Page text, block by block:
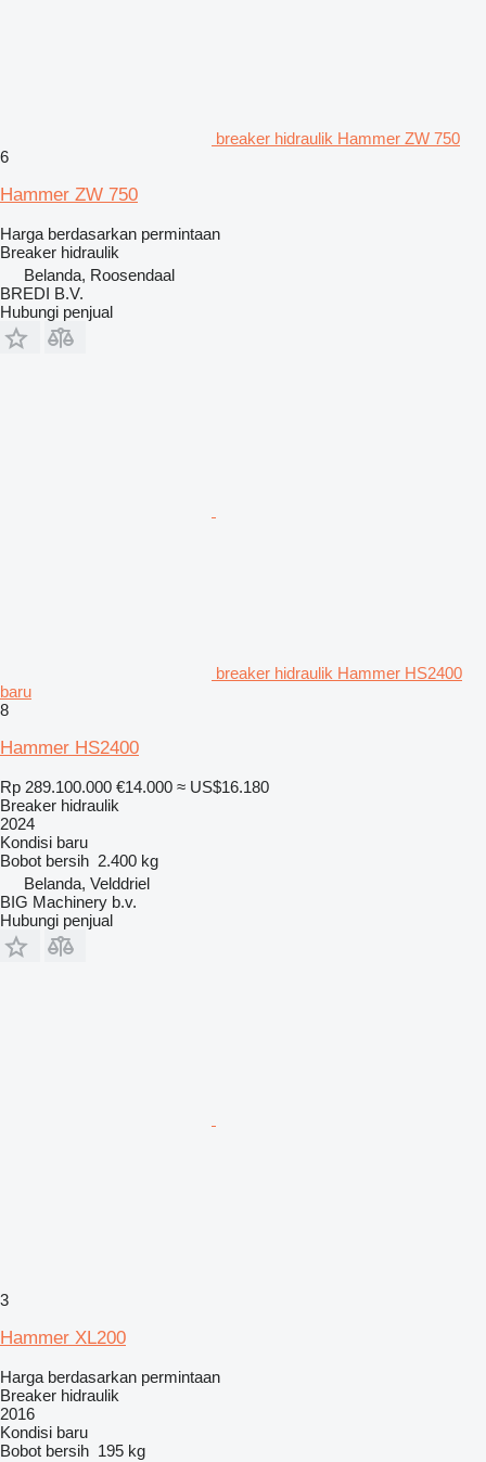
breaker hidraulik Hammer ZW 750
6
Hammer ZW 750
Harga berdasarkan permintaan
Breaker hidraulik
Belanda, Roosendaal
BREDI B.V.
Hubungi penjual
breaker hidraulik Hammer HS2400
baru
8
Hammer HS2400
Rp 289.100.000 €14.000 ≈ US$16.180
Breaker hidraulik
2024
Kondisi baru
Bobot bersih 2.400 kg
Belanda, Velddriel
BIG Machinery b.v.
Hubungi penjual
3
Hammer XL200
Harga berdasarkan permintaan
Breaker hidraulik
2016
Kondisi baru
Bobot bersih 195 kg